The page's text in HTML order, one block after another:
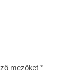
mezőket *